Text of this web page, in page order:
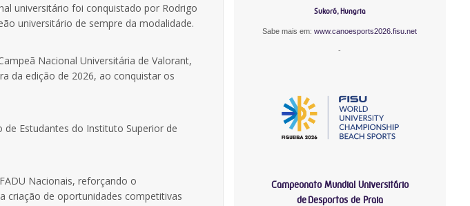
universitário foi conquistado por Rodrigo
universitário de sempre da modalidade.
Nacional Universitária de Valorant,
da edição de 2026, ao conquistar os
de Estudantes do Instituto Superior de
Nacionais, reforçando o
criação de oportunidades competitivas
Sukoró, Hungria
Sabe mais em:www.canoesports2026.fisu.net
-
Campeonato Mundial Universitário
de Desportos de Praia